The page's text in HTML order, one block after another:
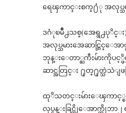
ရေၾကာင္းစက္႐ံု အလုပ္သ
ဒဂံုၿမိဳ႕သစ္(အေရွ႕ပုိင္း)ၿမိဳ
အလုပ္သမားအေဆာင္တြင္ေ
ဘုန္းေတာ္ႀကီးမ်ားကိုပင့္ဖိ
ဆာင္အတြင္း ႐ုတ္႐ုတ္သဲသဲျ
ထုိသတင္းမ်ားေၾကာင့္စ
လုပ္ငန္းခြင္ကိုေအာက္တိုဘာ